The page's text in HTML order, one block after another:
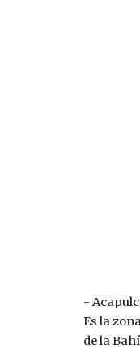
-
Es la
de la